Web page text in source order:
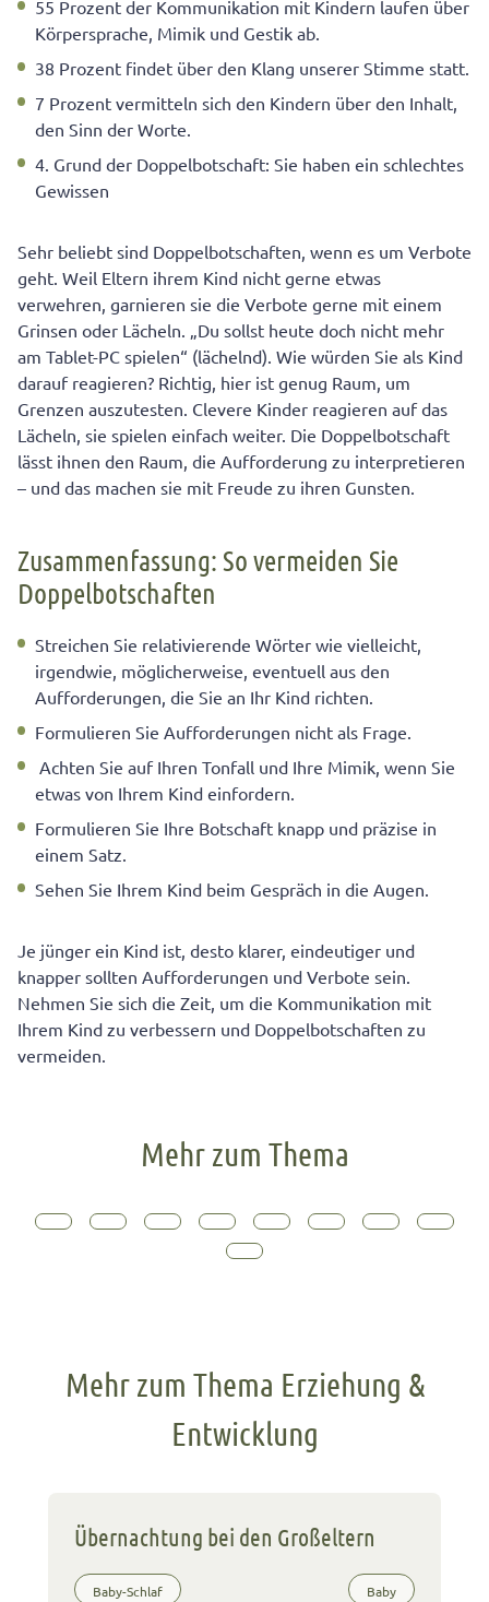
55 Prozent der Kommunikation mit Kindern laufen über
Körpersprache, Mimik und Gestik ab.
38 Prozent findet über den Klang unserer Stimme statt.
7 Prozent vermitteln sich den Kindern über den Inhalt,
den Sinn der Worte.
4. Grund der Doppelbotschaft: Sie haben ein schlechtes
Gewissen
Sehr beliebt sind Doppelbotschaften, wenn es um Verbote
geht. Weil Eltern ihrem Kind nicht gerne etwas
verwehren, garnieren sie die Verbote gerne mit einem
Grinsen oder Lächeln. „Du sollst heute doch nicht mehr
am Tablet-PC spielen“ (lächelnd). Wie würden Sie als Kind
darauf reagieren? Richtig, hier ist genug Raum, um
Grenzen auszutesten. Clevere Kinder reagieren auf das
Lächeln, sie spielen einfach weiter. Die Doppelbotschaft
lässt ihnen den Raum, die Aufforderung zu interpretieren
– und das machen sie mit Freude zu ihren Gunsten.
Zusammenfassung: So vermeiden Sie
Doppelbotschaften
Streichen Sie relativierende Wörter wie vielleicht,
irgendwie, möglicherweise, eventuell aus den
Aufforderungen, die Sie an Ihr Kind richten.
Formulieren Sie Aufforderungen nicht als Frage.
Achten Sie auf Ihren Tonfall und Ihre Mimik, wenn Sie
etwas von Ihrem Kind einfordern.
Formulieren Sie Ihre Botschaft knapp und präzise in
einem Satz.
Sehen Sie Ihrem Kind beim Gespräch in die Augen.
Je jünger ein Kind ist, desto klarer, eindeutiger und
knapper sollten Aufforderungen und Verbote sein.
Nehmen Sie sich die Zeit, um die Kommunikation mit
Ihrem Kind zu verbessern und Doppelbotschaften zu
vermeiden.
Mehr zum Thema
Mehr zum Thema Erziehung &
Entwicklung
Übernachtung bei den Großeltern
Baby-Schlaf Baby